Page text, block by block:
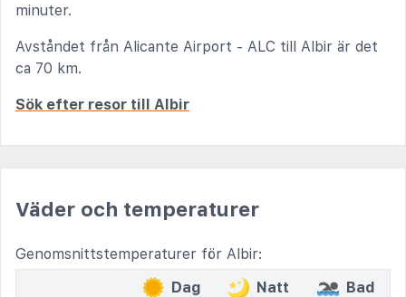
minuter.
Avståndet från Alicante Airport - ALC till Albir är det
ca 70 km.
Sök efter resor till Albir
Väder och temperaturer
Genomsnittstemperaturer för Albir:
Dag
Natt Bad